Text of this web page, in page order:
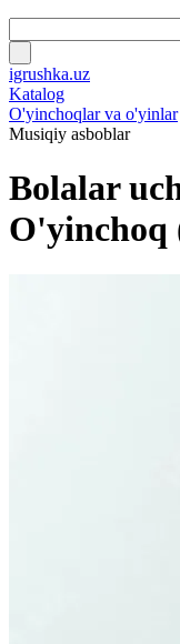
igrushka.uz
Katalog
O'yinchoqlar va o'yinlar
Musiqiy asboblar
Bolalar
O'yinchoq